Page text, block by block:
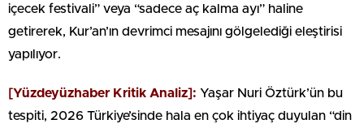
içecek festivali” veya “sadece aç kalma ayı” haline
getirerek, Kur’an’ın devrimci mesajını gölgelediği eleştirisi
yapılıyor.
[Yüzdeyüzhaber Kritik Analiz]: Yaşar Nuri Öztürk’ün bu
tespiti, 2026 Türkiye’sinde hala en çok ihtiyaç duyulan “din